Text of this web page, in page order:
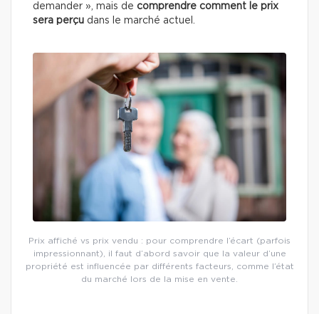
demander », mais de comprendre comment le prix
sera perçu dans le marché actuel.
Prix affiché vs prix vendu : pour comprendre l’écart (parfois
impressionnant), il faut d’abord savoir que la valeur d’une
propriété est influencée par différents facteurs, comme l’état
du marché lors de la mise en vente.